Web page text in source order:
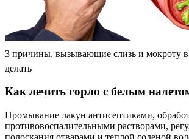
3 причины, вызывающие слизь и мокроту
делать
Как лечить горло с белым
Промывание лакун антисептиками,
противовоспалительными растворами,
полоскания отварами и теплой соленой